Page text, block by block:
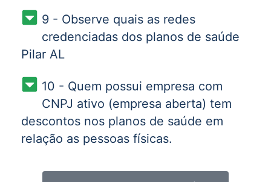
9 - Observe quais as redes
credenciadas dos planos de saúde
Pilar AL
10 - Quem possui empresa com
CNPJ ativo (empresa aberta) tem
descontos nos planos de saúde em
relação as pessoas físicas.